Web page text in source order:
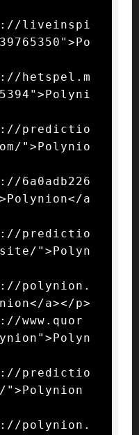
liveinspi
hetspel.m
predictio
">Polynio
6a0adb226
a
predictio
">Polyn
polynion.
a></p>
www.quor
predictio
">Polynion
polynion.